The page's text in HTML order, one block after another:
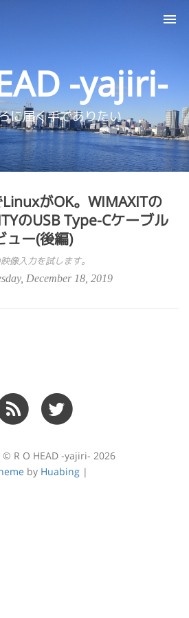
-yajiri-
に届く手でありたい
がOK。WIMAXITの
のUSB Type-Cケーブル
ュー(後編)
像入力を試します。
December 18, 2019
R O HEAD -yajiri- 2026
by Huabing|